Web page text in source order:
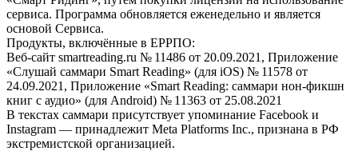
сервиса. Программа обновляется еженедельно и является
основой Сервиса.
Продукты, включённые в ЕРРПО:
Веб-сайт smartreading.ru № 11486 от 20.09.2021, Приложение
«Слушай саммари Smart Reading» (для iOS) № 11578 от
24.09.2021, Приложение «Smart Reading: саммари нон-фикшн
книг с аудио» (для Android) № 11363 от 25.08.2021
В текстах саммари присутствует упоминание Facebook и
Instagram — принадлежит Meta Platforms Inc., признана в РФ
экстремистской организацией.